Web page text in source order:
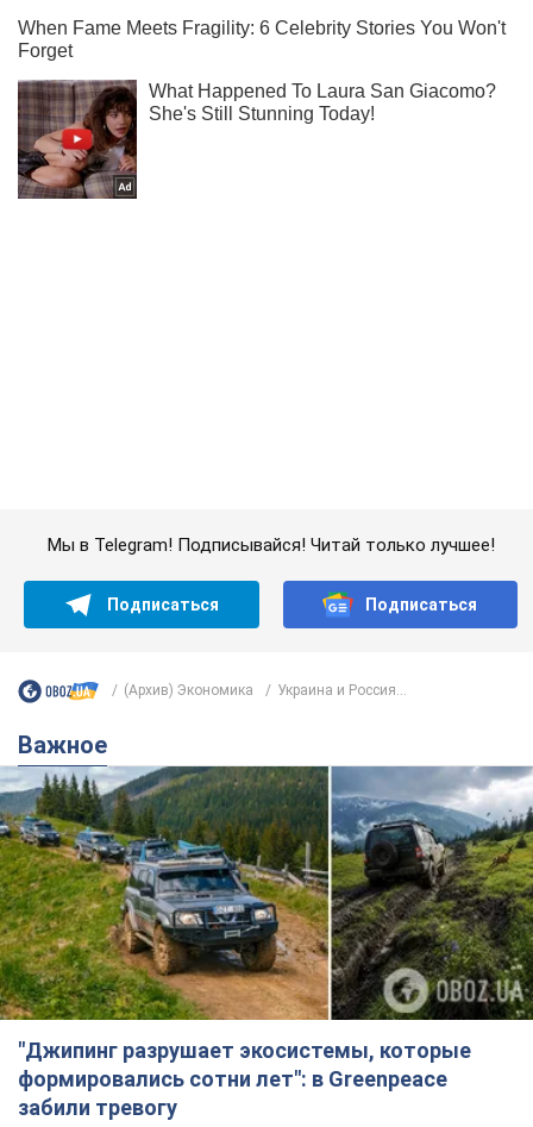
"Джипинг разрушает экосистемы, которые
формировались сотни лет": в Greenpeace
забили тревогу
В высокогорье расположены альпийские и субальпийские
луга – редкие природные комплексы, которые
формировались на протяжении сотен лет
8 часов назад 654
Жара в Украине пойдет на спад,
ожидаются грозы: синоптики дали
прогноз, когда стоит ожидать
изменения погоды
Совсем скоро жара постепенно отступит
5.08.2026 14:59 6,7 т.